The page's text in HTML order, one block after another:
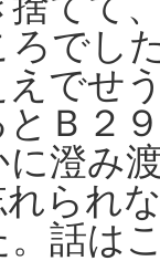
でし
えでせ
Ｂ２
に澄み
れられ
。話は